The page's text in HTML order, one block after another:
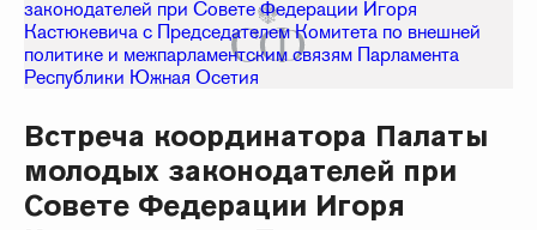
Встреча координатора Палаты
молодых законодателей при
Совете Федерации Игоря